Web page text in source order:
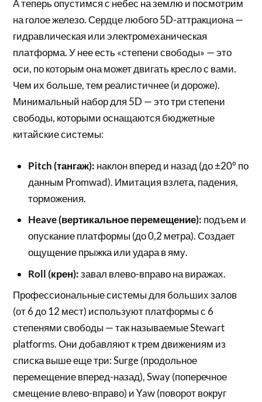
А теперь опустимся с небес на землю и посмотрим
на голое железо. Сердце любого 5D-аттракциона —
гидравлическая или электромеханическая
платформа. У нее есть «степени свободы» — это
оси, по которым она может двигать кресло с вами.
Чем их больше, тем реалистичнее (и дороже).
Минимальный набор для 5D — это три степени
свободы, которыми оснащаются бюджетные
китайские системы:
Pitch (тангаж): наклон вперед и назад (до ±20° по
данным Promwad). Имитация взлета, падения,
торможения.
Heave (вертикальное перемещение): подъем и
опускание платформы (до 0,2 метра). Создает
ощущение прыжка или удара в яму.
Roll (крен):завал влево-вправо на виражах.
Профессиональные системы для больших залов
(от 6 до 12 мест) используют платформы с 6
степенями свободы — так называемые Stewart
platforms. Они добавляют к трем движениям из
списка выше еще три: Surge (продольное
перемещение вперед-назад), Sway (поперечное
смещение влево-вправо) и Yaw (поворот вокруг